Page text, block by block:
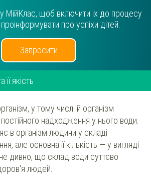
у МійКлас, щоб включити їх до процесу
про успіхи дітей.
Запросити
якість
у тому числі й організм
надходження у нього води.
в організм людини у складі
але основна її кількість — у вигляді
дивно, що склад води суттєво
людей.